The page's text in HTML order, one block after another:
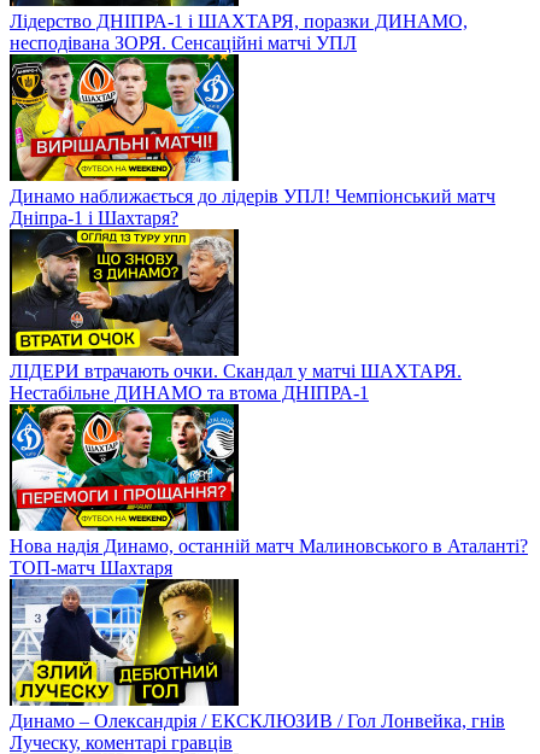
Лідерство ДНІПРА-1 і ШАХТАРЯ, поразки ДИНАМО,
несподівана ЗОРЯ. Сенсаційні матчі УПЛ
Динамо наближається до лідерів УПЛ! Чемпіонський матч
Дніпра-1 і Шахтаря?
ЛІДЕРИ втрачають очки. Скандал у матчі ШАХТАРЯ.
Нестабільне ДИНАМО та втома ДНІПРА-1
Нова надія Динамо, останній матч Малиновського в Аталанті?
ТОП-матч Шахтаря
Динамо – Олександрія / ЕКСКЛЮЗИВ / Гол Лонвейка, гнів
Луческу, коментарі гравців